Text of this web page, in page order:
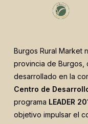
Burgos Rural Market
provincia de Burgos,
desarrollado en la
Centro de
programa LEADER
objetivo impulsar el